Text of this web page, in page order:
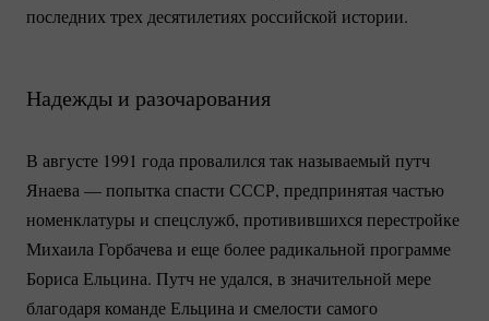
последних трех десятилетиях российской истории.
Надежды и разочарования
В августе 1991 года провалился так называемый путч
Янаева — попытка спасти СССР, предпринятая частью
номенклатуры и спецслужб, противившихся перестройке
Михаила Горбачева и еще более радикальной программе
Бориса Ельцина. Путч не удался, в значительной мере
благодаря команде Ельцина и смелости самого